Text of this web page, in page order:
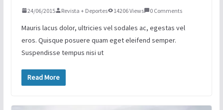
24/06/2015 Revista + Deportes 14206 Views 0 Comments
Mauris lacus dolor, ultricies vel sodales ac, egestas vel
eros. Quisque posuere quam eget eleifend semper.
Suspendisse tempus nisi ut
Read More